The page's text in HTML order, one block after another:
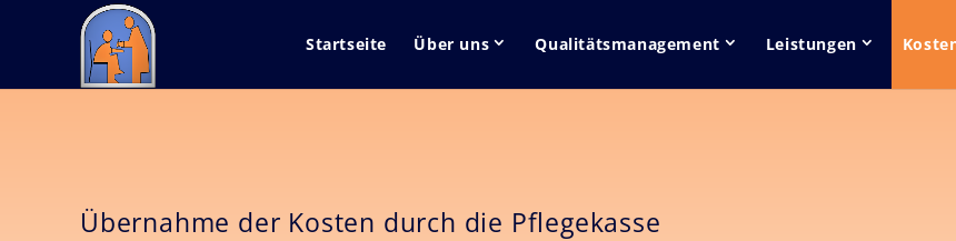
Startseite Über uns Qualitätsmanagement Leistungen
Übernahme der Kosten durch die Pflegekasse